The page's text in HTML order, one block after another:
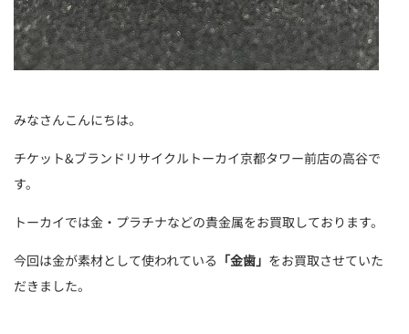
みなさんこんにちは。
チケット&ブランドリサイクルトーカイ京都タワー前店の高谷で
す。
トーカイでは金・プラチナなどの貴金属をお買取しております。
今回は金が素材として使われている 「金歯」 をお買取させていた
だきました。